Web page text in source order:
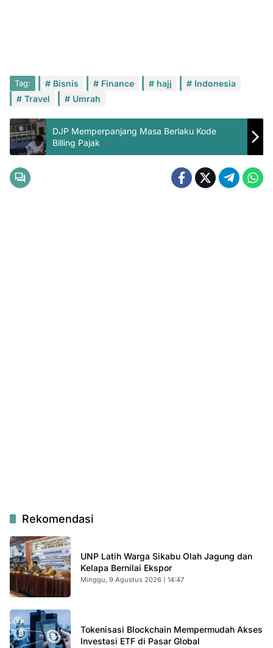
Tag: Bisnis Finance hajj
Indonesia
Travel
Umrah
DJP Memperpanjang Masa Berlaku Kode
Billing Pajak
Rekomendasi
UNP Latih Warga Sikabu Olah Jagung dan
Kelapa Bernilai Ekspor
Minggu, 9 Agustus 2026 | 14:47
Tokenisasi Blockchain Mempermudah Akses
Investasi ETF di Pasar Global